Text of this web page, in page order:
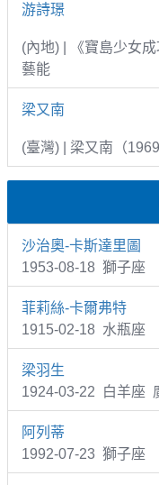
游詩璟
(內地) | 《寶島少女
藝能
梁又南
(臺灣) | 梁又南（
沙治奧-卡斯達里圖
1953-08-18 獅子座
菲莉絲-卡爾弗特
1915-02-18 水瓶座
梁羽生
1924-03-22 白羊座
阿列蒂
1992-07-23 獅子座